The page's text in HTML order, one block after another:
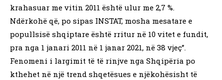
krahasuar me vitin 2011 është ulur me 2,7 %.
Ndërkohë që, po sipas INSTAT, mosha mesatare e
popullsisë shqiptare është rritur në 10 vitet e fundit,
pra nga 1 janari 2011 në 1 janar 2021, në 38 vjeç”.
Fenomeni i largimit të të rinjve nga Shqipëria po
kthehet në një trend shqetësues e njëkohësisht të